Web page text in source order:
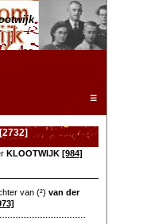
☰
KLOOTWIJK [984]
van (²) van der